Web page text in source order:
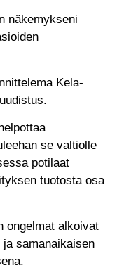
näkemykseni
Kela-
se valtiolle
potilaat
tuotosta osa
ongelmat alkoivat
samanaikaisen